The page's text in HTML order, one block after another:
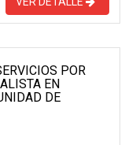
POR
EN
DE